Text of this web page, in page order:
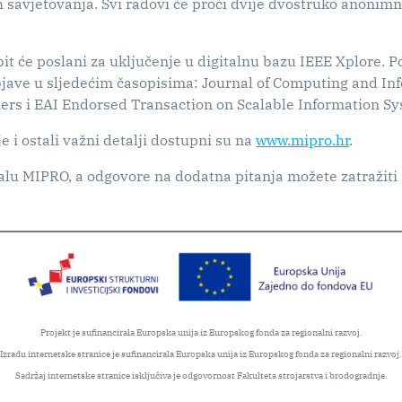
će poslani za uključenje u digitalnu bazu IEEE Xplore.
u sljedećim časopisima: Journal of Computing and
i EAI Endorsed Transaction on Scalable Information
i ostali važni detalji dostupni su nawww.mipro.hr.
MIPRO, a odgovore na dodatna pitanja možete
Projekt je sufinancirala Europska unija iz Europskog fonda za regionalni razvoj.
Izradu internetske stranice je sufinancirala Europska unija iz Europskog fonda za regionalni razvoj.
Sadržaj internetske stranice isključiva je odgovornost Fakulteta strojarstva i brodogradnje.